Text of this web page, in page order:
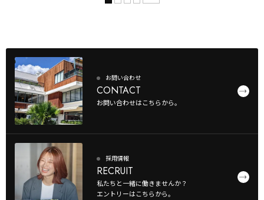
お問い合わせ
CONTACT
お問い合わせはこちらから。
採用情報
RECRUIT
私たちと一緒に働きませんか？
エントリーはこちらから。